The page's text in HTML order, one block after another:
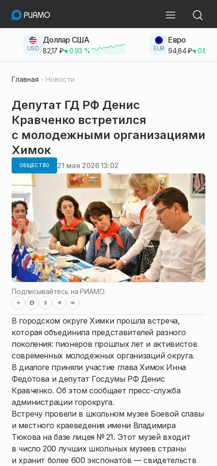
USD
Доллар США
82,17 ₽ 0.93 % EUR
Евро
94,84₽ 0.83
Главная Новости
Депутат ГД РФ Денис
Кравченко встретился
с молодежными организациями
Химок
ОБЩЕСТВО 21 мая 2026 13:02
Подписывайтесь на РИАМО:
В городском округе Химки прошла встреча,
которая объединила представителей разного
поколения: пионеров прошлых лет и активистов
современных молодежных организаций округа.
В диалоге приняли участие глава Химок Инна
Федотова и депутат Госдумы РФ Денис
Кравченко. Об этом сообщает пресс-служба
администрации горокруга.
Встречу провели в школьном музее Боевой славы
и местного краеведения имени Владимира
Тюкова на базе лицея № 21. Этот музей входит
в число 200 лучших школьных музеев страны
и хранит более 600 экспонатов — свидетельств